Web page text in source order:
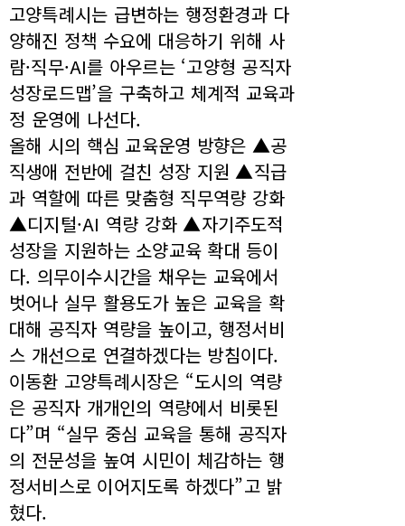
고양특례시는 급변하는 행정환경과 다
양해진 정책 수요에 대응하기 위해 사
람·직무·AI를 아우르는 ‘고양형 공직자
성장로드맵’을 구축하고 체계적 교육과
정 운영에 나선다.
올해 시의 핵심 교육운영 방향은 ▲공
직생애 전반에 걸친 성장 지원 ▲직급
과 역할에 따른 맞춤형 직무역량 강화
▲디지털·AI 역량 강화 ▲자기주도적
성장을 지원하는 소양교육 확대 등이
다. 의무이수시간을 채우는 교육에서
벗어나 실무 활용도가 높은 교육을 확
대해 공직자 역량을 높이고, 행정서비
스 개선으로 연결하겠다는 방침이다.
이동환 고양특례시장은 “도시의 역량
은 공직자 개개인의 역량에서 비롯된
다”며 “실무 중심 교육을 통해 공직자
의 전문성을 높여 시민이 체감하는 행
정서비스로 이어지도록 하겠다”고 밝
혔다.